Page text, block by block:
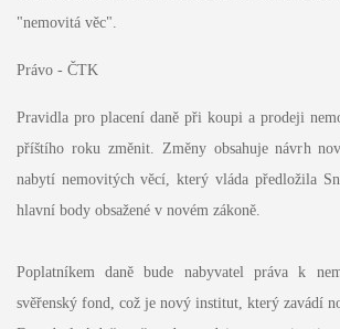
"nemovitá věc".
Právo - ČTK
Pravidla pro placení daně při koupi a prodeji
příštího roku změnit. Změny obsahuje návrh
nabytí nemovitých věcí, který vláda předložila
hlavní body obsažené v novém zákoně.
Poplatníkem daně bude nabyvatel práva k
svěřenský fond, což je nový institut, který zavádí